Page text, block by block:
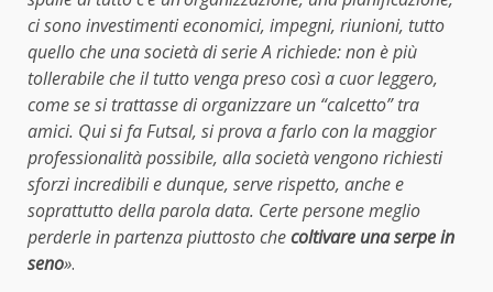
ci sono investimenti economici, impegni, riunioni, tutto
quello che una società di serie A richiede: non è più
tollerabile che il tutto venga preso così a cuor leggero,
come se si trattasse di organizzare un “calcetto” tra
amici. Qui si fa Futsal, si prova a farlo con la maggior
professionalità possibile, alla società vengono richiesti
sforzi incredibili e dunque, serve rispetto, anche e
soprattutto della parola data. Certe persone meglio
perderle in partenza piuttosto checoltivare una serpe in
seno».